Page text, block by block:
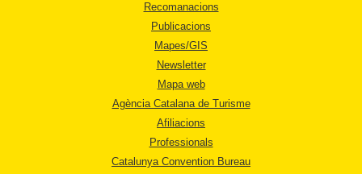
Recomanacions
Publicacions
Mapes/GIS
Newsletter
Mapa web
Agència Catalana de Turisme
Afiliacions
Professionals
Catalunya Convention Bureau